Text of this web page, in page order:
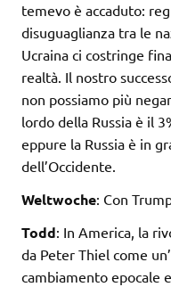
temevo è accaduto:
disuguaglianza tra le
Ucraina ci costringe
realtà. Il nostro
non possiamo più
lordo della Russia è il
eppure la Russia è in
dell’Occidente.
Weltwoche: Con
Todd: In America, la
da Peter Thiel come
cambiamento epocale